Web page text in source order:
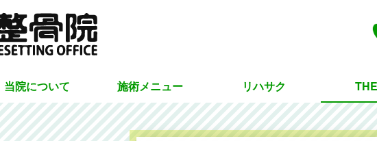
当院について
スタッフ紹介
施術メニュー
酸素療法
リハサク